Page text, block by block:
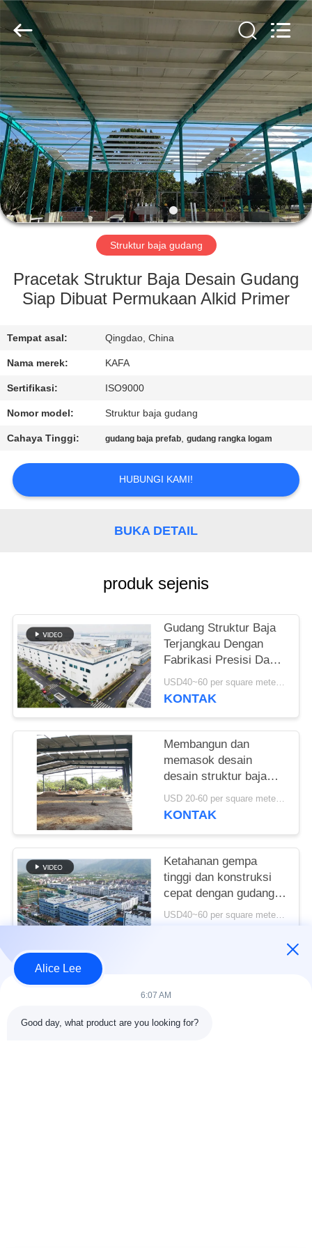
RUMAH
PRODUK
VIDEO
PERTUNJUKAN
VR
TENTANG
KAMI
TUR
PABRIK
KONTROL
HUBUNGI
KAMI
SITEMAP
KEBIJAKAN
PRIVASI
KaFa
Fabrication
Co.,
Ltd..
All
Reserved.
Struktur baja gudang
Pracetak Struktur Baja Desain Gudang
Siap Dibuat Permukaan Alkid Primer
Tempat asal: Qingdao, China
Nama merek: KAFA
Sertifikasi: ISO9000
Nomor model: Struktur baja gudang
Cahaya Tinggi: gudang baja prefab,gudang rangka logam
HUBUNGI KAMI!
BUKA DETAIL
produk sejenis
Gudang Struktur Baja
Terjangkau Dengan
Fabrikasi Presisi Dan
Solusi Pengiriman Satu
Atap
USD40~60 per square meter MOQ:1000 sqm
KONTAK
Membangun dan
memasok desain
desain struktur baja
untuk bangunan rangka
portal yang
USD 20-60 per square meter MOQ:1000 Meter persegi
KONTAK
Ketahanan gempa
tinggi dan konstruksi
cepat dengan gudang
struktur baja tahan
USD40~60 per square meter MOQ:1000 meter persegi
Bad Request
Alice Lee
6:07 AM
Good day, what product are you looking for?